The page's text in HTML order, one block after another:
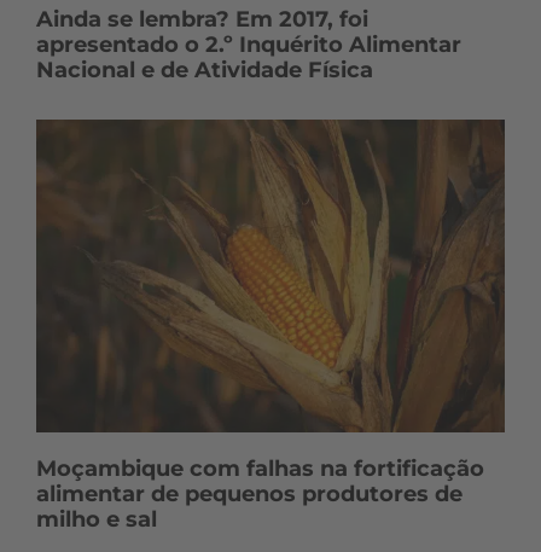
Ainda se lembra? Em 2017, foi
apresentado o 2.º Inquérito Alimentar
Nacional e de Atividade Física
Moçambique com falhas na fortificação
alimentar de pequenos produtores de
milho e sal